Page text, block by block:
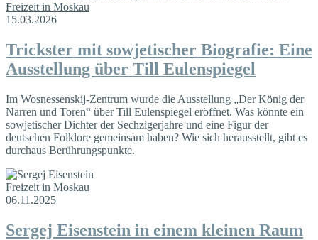
Freizeit in Moskau
15.03.2026
Trickster mit sowjetischer Biografie: Eine
Ausstellung über Till Eulenspiegel
Im Wosnessenskij-Zentrum wurde die Ausstellung „Der König der
Narren und Toren“ über Till Eulenspiegel eröffnet. Was könnte ein
sowjetischer Dichter der Sechzigerjahre und eine Figur der
deutschen Folklore gemeinsam haben? Wie sich herausstellt, gibt es
durchaus Berührungspunkte.
Freizeit in Moskau
06.11.2025
Sergej Eisenstein in einem kleinen Raum